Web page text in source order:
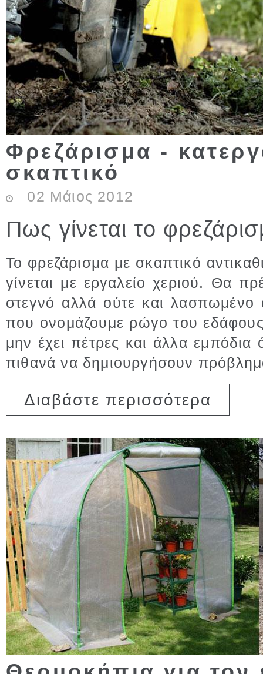
Φρεζάρισμα -
σκαπτικό
02 Μάιος 2012
Πως γίνεται το
Το φρεζάρισμα με σκαπτικό
γίνεται με εργαλείο χεριού. Θα
στεγνό αλλά ούτε και λασπωμένο
που ονομάζουμε ρώγο του
μην έχει πέτρες και άλλα
πιθανά να δημιουργήσουν
Διαβάστε περισσότερα